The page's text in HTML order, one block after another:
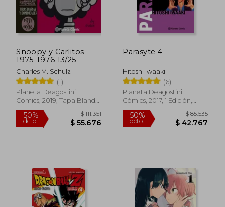
Snoopy y Carlitos
1975-1976 13/25
Charles M. Schulz
(1)
Planeta Deagostini
Cómics, 2019, Tapa Blanda,
Nuevo
Parasyte 4
Hitoshi Iwaaki
(6)
Planeta Deagostini
Cómics, 2017, 1 Edición,
Tapa Blanda, Nuevo